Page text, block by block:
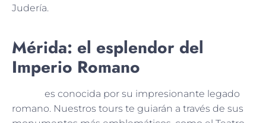
Judería.
Mérida: el esplendor del
Imperio Romano
es conocida por su impresionante legado
romano. Nuestros tours te guiarán a través de sus